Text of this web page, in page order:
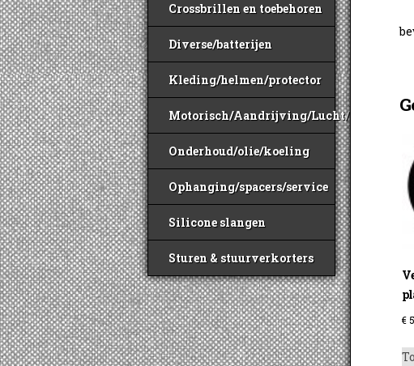
Crossbrillen en toebehoren
Diverse/batterijen
Kleding/helmen/protector
Motorisch/Aandrijving/Lucht/Benzine
Onderhoud/olie/koeling
Ophanging/spacers/service
Silicone slangen
Sturen & stuurverkorters
€